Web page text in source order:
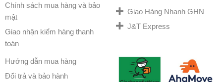
Chính sách mua hàng và bảo
mật
Giao nhận kiểm hàng thanh
toán
Hướng dẫn mua hàng
Đổi trả và bảo hành
Giao Hàng Nhanh GHN
J&T Express